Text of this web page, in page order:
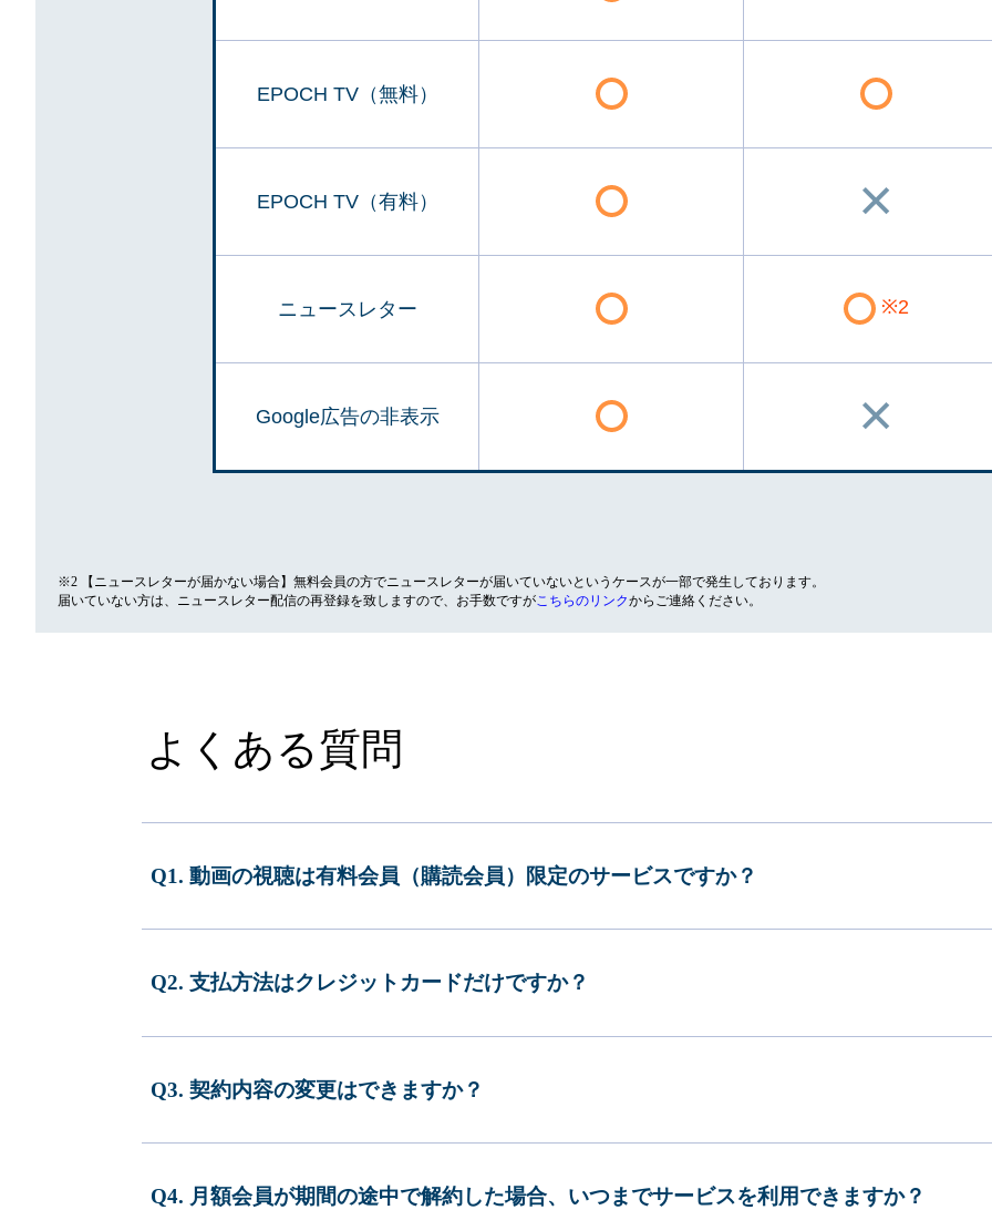
EPOCH TV（無料）
EPOCH TV（有料）
ニュースレター ※2
Google広告の非表示
※2 【ニュースレターが届かない場合】無料会員の方でニュースレターが届いていないというケースが一部で発生しております。
届いていない方は、ニュースレター配信の再登録を致しますので、お手数ですがこちらのリンクからご連絡ください。
よくある質問
Q1. 動画の視聴は有料会員（購読会員）限定のサービスですか？
Q2. 支払方法はクレジットカードだけですか？
Q3. 契約内容の変更はできますか？
Q4. 月額会員が期間の途中で解約した場合、いつまでサービスを利用できますか？